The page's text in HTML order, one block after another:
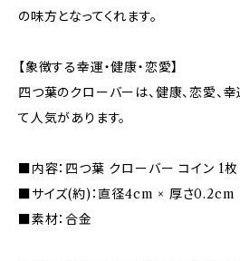
の味方となってくれます。
【象徴する幸運・健康・恋愛】
四つ葉のクローバーは、健康、恋愛、
て人気があります。
■内容：四つ葉 クローバー コイン 1枚
■サイズ(約)：直径4cm × 厚さ0.2cm
■素材：合金